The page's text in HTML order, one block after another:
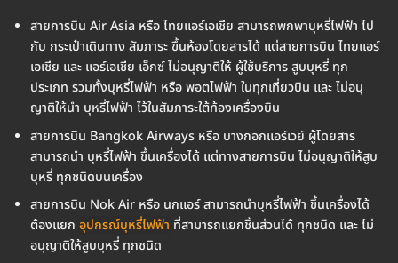
สายการบิน Air Asia หรือ ไทยแอร์เอเชีย สามารถพกพาบุหรี่ไฟฟ้า ไป
กับ กระเป๋าเดินทาง สัมภาระ ขึ้นห้องโดยสารได้ แต่สายการบิน ไทยแอร์
เอเชีย และ แอร์เอเชีย เอ็กซ์ ไม่อนุญาติให้ ผู้ใช้บริการ สูบบุหรี่ ทุก
ประเภท รวมทั้งบุหรี่ไฟฟ้า หรือ พอตไฟฟ้า ในทุกเที่ยวบิน และ ไม่อนุ
ญาติให้นำ บุหรี่ไฟฟ้า ไว้ในสัมภาระใต้ท้องเครื่องบิน
สายการบิน Bangkok Airways หรือ บางกอกแอร์เวย์ ผู้โดยสาร
สามารถนำ บุหรี่ไฟฟ้า ขึ้นเครื่องได้ แต่ทางสายการบิน ไม่อนุญาติให้สูบ
บุหรี่ ทุกชนิดบนเครื่อง
สายการบิน Nok Air หรือ นกแอร์ สามารถนำบุหรี่ไฟฟ้า ขึ้นเครื่องได้
ต้องแยก อุปกรณ์บุหรี่ไฟฟ้า ที่สามารถแยกชิ้นส่วนได้ ทุกชนิด และ ไม่
อนุญาติให้สูบบุหรี่ ทุกชนิด